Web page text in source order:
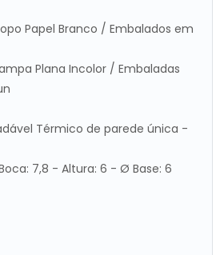
Papel Branco / Embalados em
Plana Incolor / Embaladas
Térmico de parede única -
7,8 - Altura: 6 - Ø Base: 6